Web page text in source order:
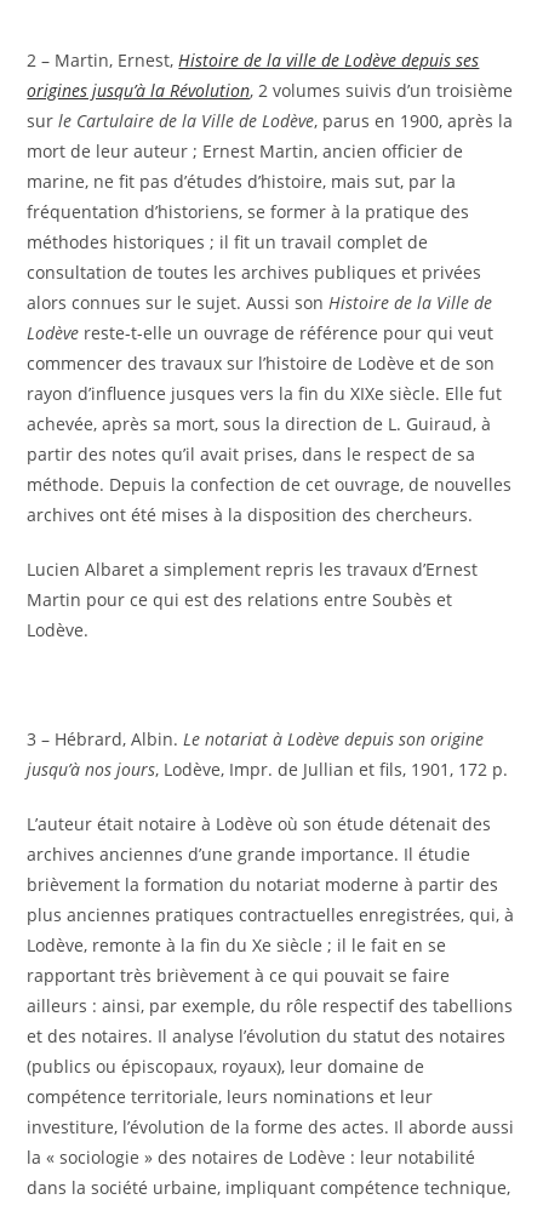
2 – Martin, Ernest,Histoire de la ville de Lodève depuis ses
origines jusqu’à la Révolution, 2 volumes suivis d’un troisième
surle Cartulaire de la Ville de Lodève, parus en 1900, après la
mort de leur auteur ; Ernest Martin, ancien officier de
marine, ne fit pas d’études d’histoire, mais sut, par la
fréquentation d’historiens, se former à la pratique des
méthodes historiques ; il fit un travail complet de
consultation de toutes les archives publiques et privées
alors connues sur le sujet. Aussi sonHistoire de la Ville de
Lodève reste-t-elle un ouvrage de référence pour qui veut
commencer des travaux sur l’histoire de Lodève et de son
rayon d’influence jusques vers la fin du XIXe siècle. Elle fut
achevée, après sa mort, sous la direction de L. Guiraud, à
partir des notes qu’il avait prises, dans le respect de sa
méthode. Depuis la confection de cet ouvrage, de nouvelles
archives ont été mises à la disposition des chercheurs.
Lucien Albaret a simplement repris les travaux d’Ernest
Martin pour ce qui est des relations entre Soubès et
Lodève.
3 – Hébrard, Albin.Le notariat à Lodève depuis son origine
jusqu’à nos jours, Lodève, Impr. de Jullian et fils, 1901, 172 p.
L’auteur était notaire à Lodève où son étude détenait des
archives anciennes d’une grande importance. Il étudie
brièvement la formation du notariat moderne à partir des
plus anciennes pratiques contractuelles enregistrées, qui, à
Lodève, remonte à la fin du Xe siècle ; il le fait en se
rapportant très brièvement à ce qui pouvait se faire
ailleurs : ainsi, par exemple, du rôle respectif des tabellions
et des notaires. Il analyse l’évolution du statut des notaires
(publics ou épiscopaux, royaux), leur domaine de
compétence territoriale, leurs nominations et leur
investiture, l’évolution de la forme des actes. Il aborde aussi
la « sociologie » des notaires de Lodève : leur notabilité
dans la société urbaine, impliquant compétence technique,